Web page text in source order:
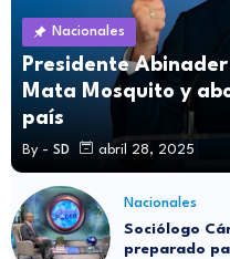
Nacionales
Presidente
Mata Mosquito y
país
By - SD abril 28, 2025
Nacionales
Sociólogo
preparado